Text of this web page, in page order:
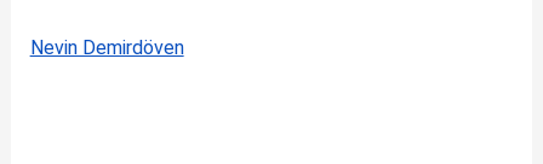
Nevin Demirdöven